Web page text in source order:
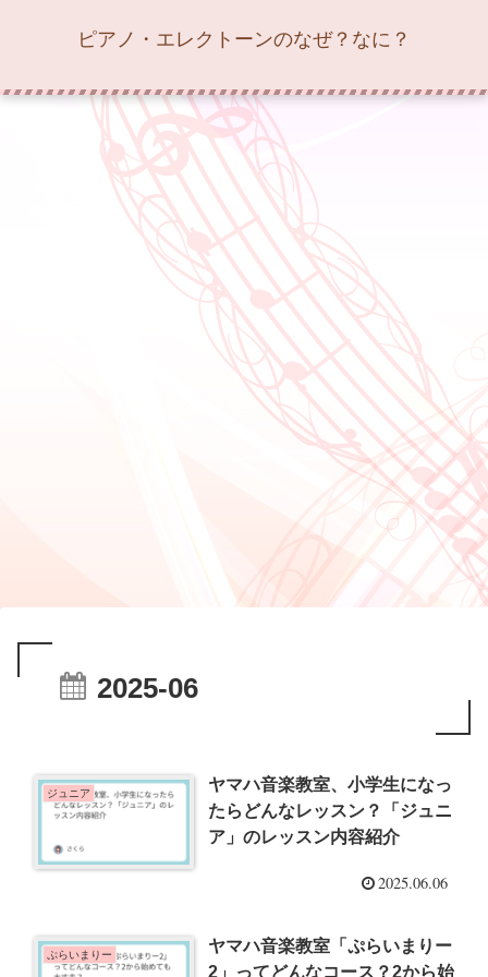
ピアノ・エレクトーンのなぜ？なに？
2025-06
ジュニア
ヤマハ音楽教室、小学生になっ
たらどんなレッスン？「ジュニ
ア」のレッスン内容紹介
2025.06.06
ぷらいまりー
ヤマハ音楽教室「ぷらいまりー
2」ってどんなコース？2から始